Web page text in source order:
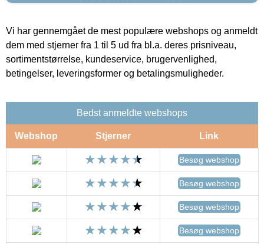
Vi har gennemgået de mest populære webshops og anmeldt
dem med stjerner fra 1 til 5 ud fra bl.a. deres prisniveau,
sortimentstørrelse, kundeservice, brugervenlighed,
betingelser, leveringsformer og betalingsmuligheder.
Bedst anmeldte webshops
Webshop Stjerner Link
Besøg webshop
Besøg webshop
Besøg webshop
Besøg webshop